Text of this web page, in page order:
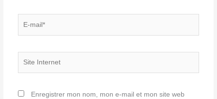
mail*
Enregistrer mon nom, mon e-mail et mon site web